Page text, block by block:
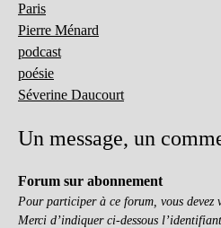
Paris
Pierre Ménard
podcast
poésie
Séverine Daucourt
Un message, un
Forum sur abonnement
Pour participer à ce forum, vous devez
Merci d’indiquer ci-dessous